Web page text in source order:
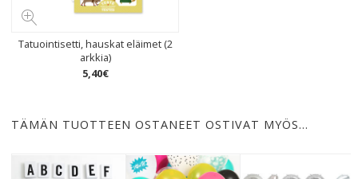
Tatuointisetti, hauskat eläimet (2
arkkia)
5,40€
TÄMÄN TUOTTEEN OSTANEET OSTIVAT MYÖS…